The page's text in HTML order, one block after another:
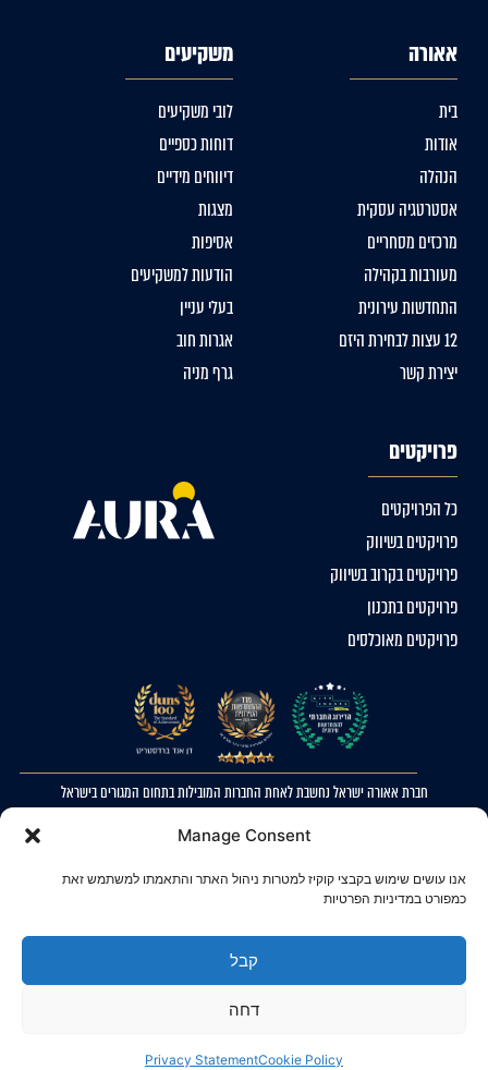
Manage Consent
אנו עושים שימוש בקבצי קוקיז למטרות ניהול האתר והתאמתו למשתמש זאת
כמפורט במדיניות הפרטיות
קבל
דחה
Cookie Policy
Privacy Statement
אאורה
בית
אודות
הנהלה
אסטרטגיה עסקית
מרכזים מסחריים
מעורבות בקהילה
התחדשות עירונית
12 עצות לבחירת היזם
יצירת קשר
משקיעים
לובי משקיעים
דוחות כספיים
דיווחים מידיים
מצגות
אסיפות
הודעות למשקיעים
בעלי עניין
אגרות חוב
גרף מניה
פרויקטים
כל הפרויקטים
פרויקטים בשיווק
פרויקטים בקרוב בשיווק
פרויקטים בתכנון
פרויקטים מאוכלסים
חברת אאורה ישראל נחשבת לאחת החברות המובילות בתחום המגורים בישראל
הצהרת נגישות